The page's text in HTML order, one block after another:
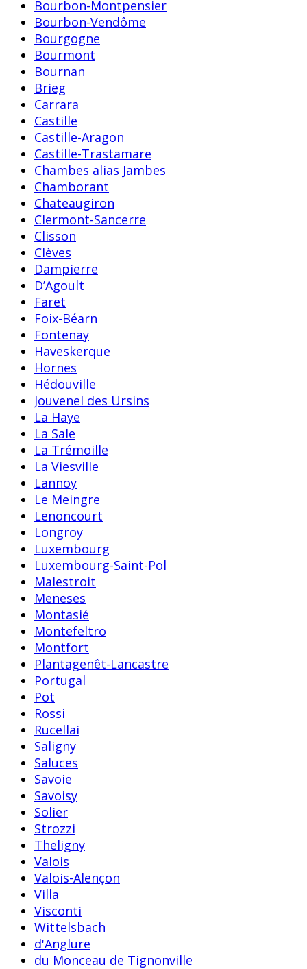
Bourbon-Montpensier
Bourbon-Vendôme
Bourgogne
Bourmont
Bournan
Brieg
Carrara
Castille
Castille-Aragon
Castille-Trastamare
Chambes alias Jambes
Chamborant
Chateaugiron
Clermont-Sancerre
Clisson
Clèves
Dampierre
D’Agoult
Faret
Foix-Béarn
Fontenay
Haveskerque
Hornes
Hédouville
Jouvenel des Ursins
La Haye
La Sale
La Trémoille
La Viesville
Lannoy
Le Meingre
Lenoncourt
Longroy
Luxembourg
Luxembourg-Saint-Pol
Malestroit
Meneses
Montasié
Montefeltro
Montfort
Plantagenêt-Lancastre
Portugal
Pot
Rossi
Rucellai
Saligny
Saluces
Savoie
Savoisy
Solier
Strozzi
Theligny
Valois
Valois-Alençon
Villa
Visconti
Wittelsbach
d'Anglure
du Monceau de Tignonville